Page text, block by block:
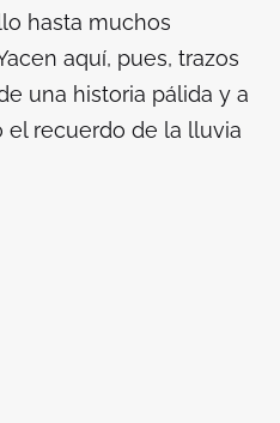
hasta muchos
aquí, pues, trazos
una historia pálida y a
el recuerdo de la lluvia